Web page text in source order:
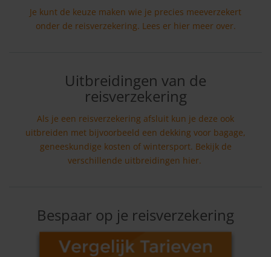
Je kunt de keuze maken wie je precies meeverzekert
onder de reisverzekering. Lees er hier meer over.
Uitbreidingen van de
reisverzekering
Als je een reisverzekering afsluit kun je deze ook
uitbreiden met bijvoorbeeld een dekking voor bagage,
geneeskundige kosten of wintersport. Bekijk de
verschillende uitbreidingen hier.
Bespaar op je reisverzekering